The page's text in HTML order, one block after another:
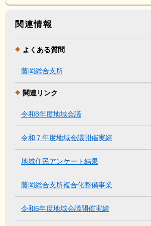
関連情報
よくある質問
藤岡総合支所
関連リンク
令和8年度地域会議
令和７年度地域会議開催実績
地域住民アンケート結果
藤岡総合支所複合化整備事業
令和6年度地域会議開催実績